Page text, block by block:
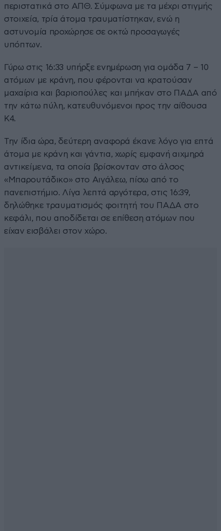
περιστατικά στο ΑΠΘ. Σύμφωνα με τα μέχρι στιγμής
στοιχεία, τρία άτομα τραυματίστηκαν, ενώ η
αστυνομία προχώρησε σε οκτώ προσαγωγές
υπόπτων.
Γύρω στις 16:33 υπήρξε ενημέρωση για ομάδα 7 – 10
ατόμων με κράνη, που φέρονται να κρατούσαν
μαχαίρια και βαριοπούλες και μπήκαν στο ΠΑΔΑ από
την κάτω πύλη, κατευθυνόμενοι προς την αίθουσα
Κ4.
Την ίδια ώρα, δεύτερη αναφορά έκανε λόγο για επτά
άτομα με κράνη και γάντια, χωρίς εμφανή αιχμηρά
αντικείμενα, τα οποία βρίσκονταν στο άλσος
«Μπαρουτάδικο» στο Αιγάλεω, πίσω από το
πανεπιστήμιο. Λίγα λεπτά αργότερα, στις 16:39,
δηλώθηκε τραυματισμός φοιτητή του ΠΑΔΑ στο
κεφάλι, που αποδίδεται σε επίθεση ατόμων που
είχαν εισβάλει στον χώρο.